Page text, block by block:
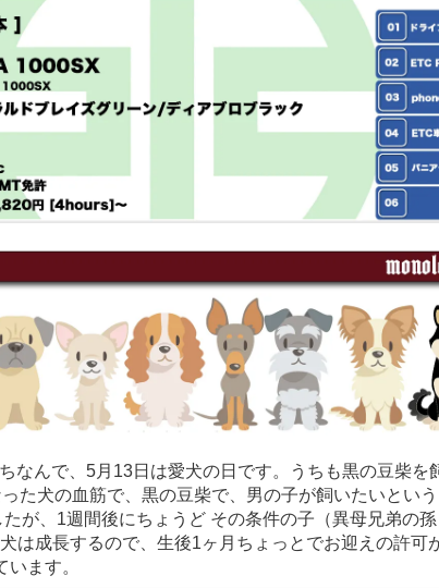
なんで、5月13日は愛犬の日です。うちも黒の豆柴を
た犬の血筋で、黒の豆柴で、男の子が飼いたいという
が、1週間後にちょうど その条件の子（異母兄弟の
成長するので、生後1ヶ月ちょっとでお迎えの許可
ます。